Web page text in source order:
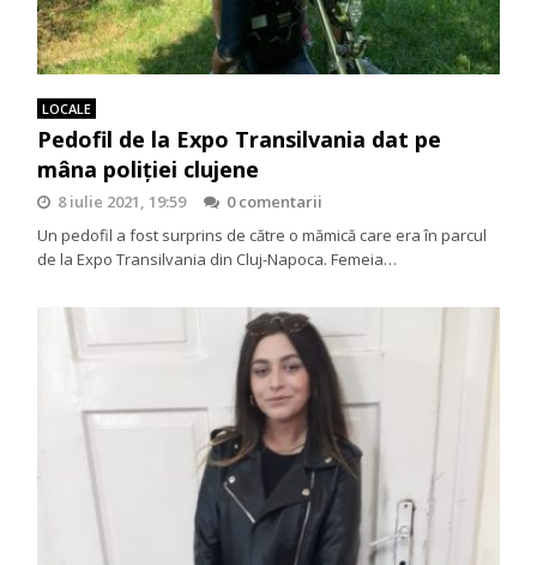
LOCALE
Pedofil de la Expo Transilvania dat pe
mâna poliției clujene
8 iulie 2021, 19:59
0 comentarii
Un pedofil a fost surprins de către o mămică care era în parcul
de la Expo Transilvania din Cluj-Napoca. Femeia…